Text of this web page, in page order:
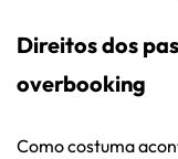
Direitos dos
overbooking
Como costuma